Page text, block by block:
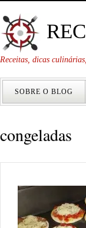
Receitas, dicas
SOBRE O BLOG
congeladas